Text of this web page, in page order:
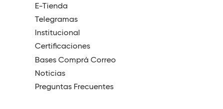
E-Tienda
Telegramas
Institucional
Certificaciones
Bases Comprá Correo
Noticias
Preguntas Frecuentes